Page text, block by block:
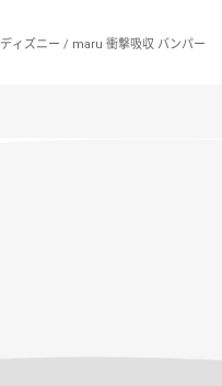
ディズニー / maru 衝撃吸収 バンパー